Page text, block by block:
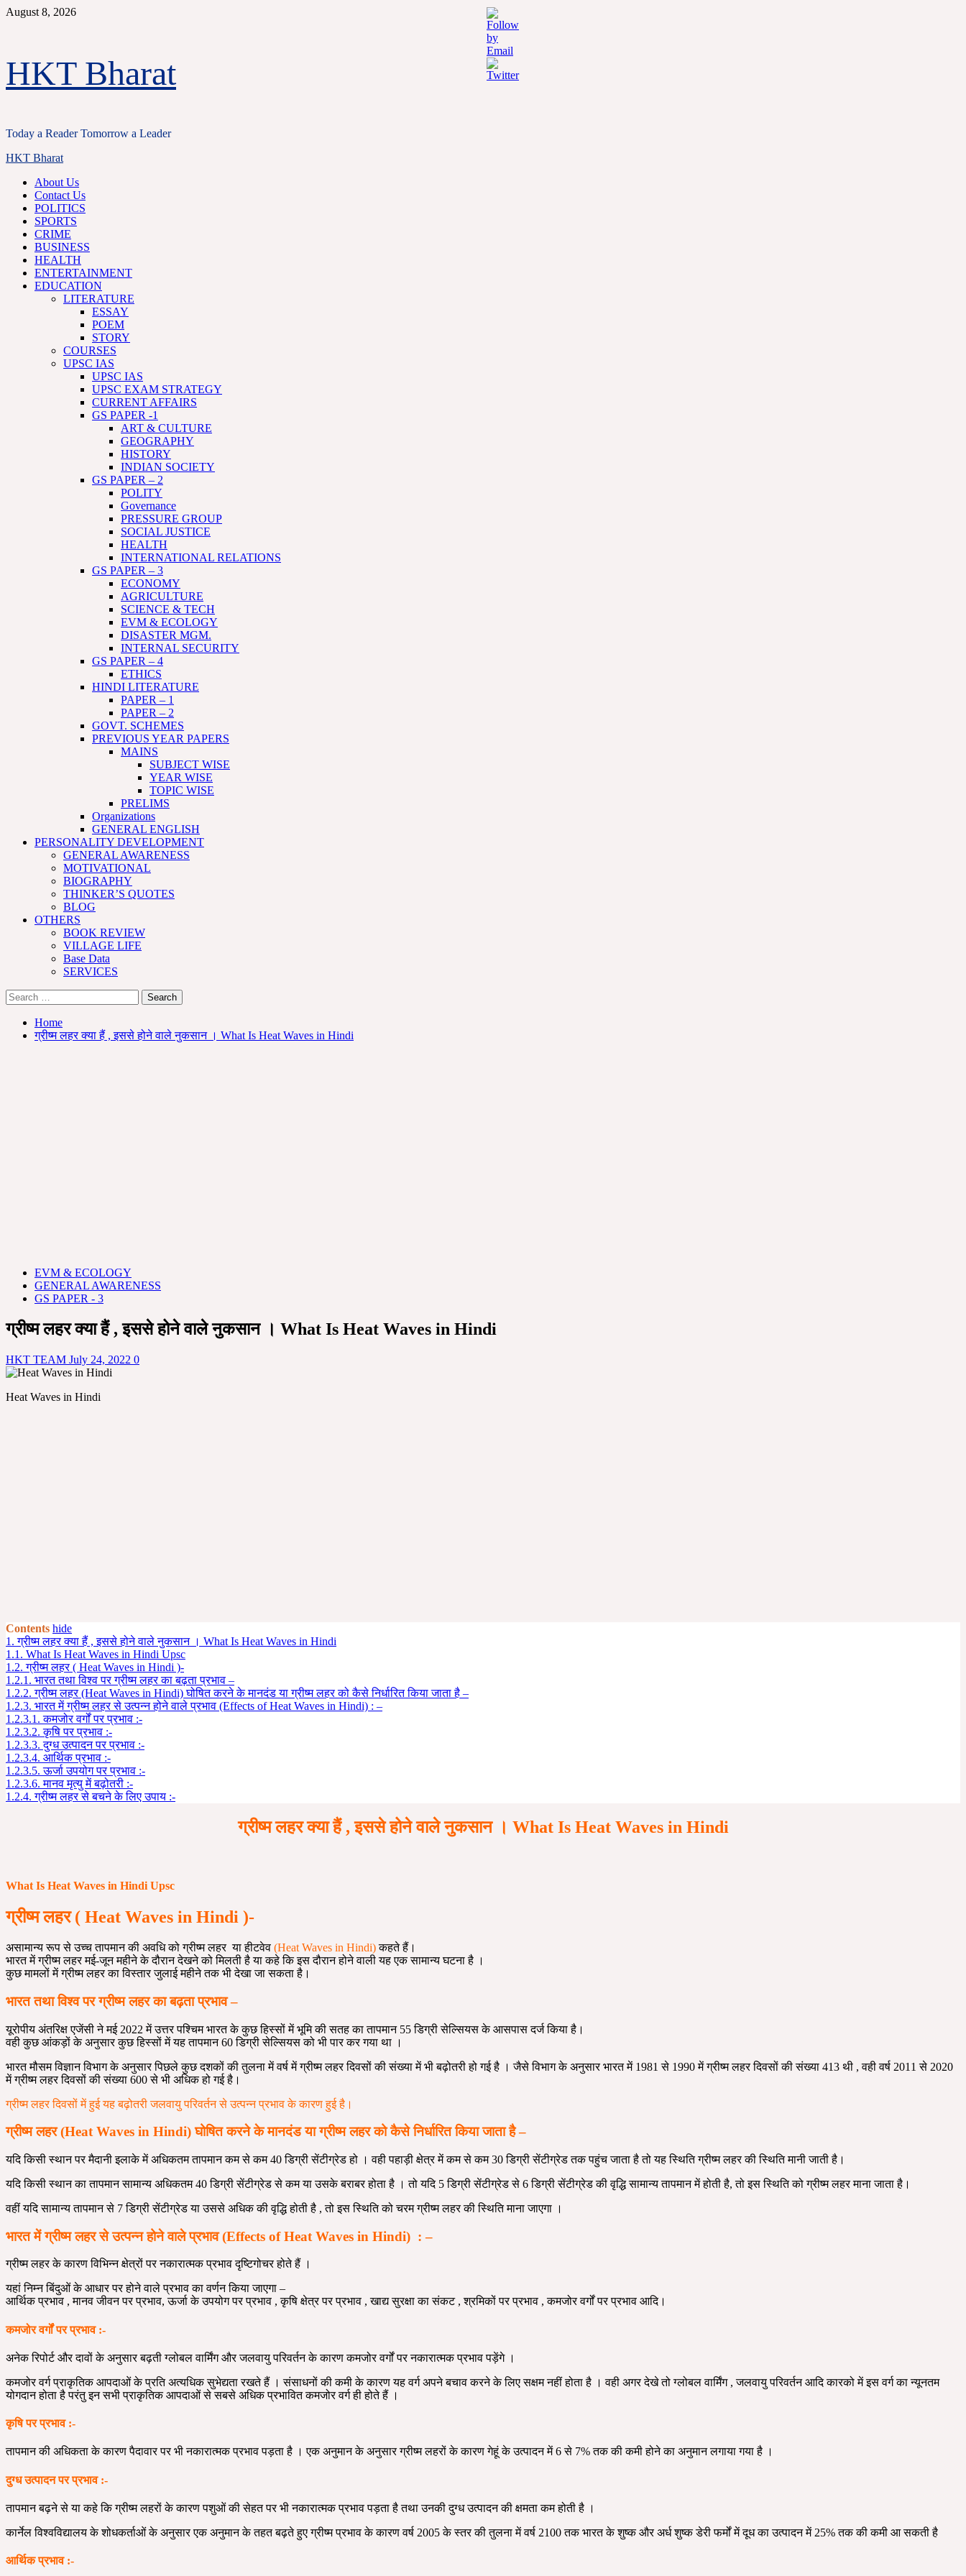
Skip
August 8, 2026
HKT Bharat
Today a Reader Tomorrow a Leader
Primary
HKT Bharat
About Us
Contact Us
POLITICS
SPORTS
CRIME
BUSINESS
HEALTH
ENTERTAINMENT
EDUCATION
LITERATURE
ESSAY
POEM
STORY
COURSES
UPSC IAS
UPSC IAS
UPSC EXAM STRATEGY
CURRENT AFFAIRS
GS PAPER -1
ART & CULTURE
GEOGRAPHY
HISTORY
INDIAN SOCIETY
GS PAPER – 2
POLITY
Governance
PRESSURE GROUP
SOCIAL JUSTICE
HEALTH
INTERNATIONAL RELATIONS
GS PAPER – 3
ECONOMY
AGRICULTURE
SCIENCE & TECH
EVM & ECOLOGY
DISASTER MGM.
INTERNAL SECURITY
GS PAPER – 4
ETHICS
HINDI LITERATURE
PAPER – 1
PAPER – 2
GOVT. SCHEMES
PREVIOUS YEAR PAPERS
MAINS
SUBJECT WISE
YEAR WISE
TOPIC WISE
PRELIMS
Organizations
GENERAL ENGLISH
PERSONALITY DEVELOPMENT
GENERAL AWARENESS
MOTIVATIONAL
BIOGRAPHY
THINKER’S QUOTES
BLOG
OTHERS
BOOK REVIEW
VILLAGE LIFE
Base Data
SERVICES
Search
for:
Home
ग्रीष्म लहर क्या हैं , इससे होने वाले नुकसान । What Is Heat Waves in Hindi
EVM & ECOLOGY
GENERAL AWARENESS
GS PAPER - 3
ग्रीष्म लहर क्या हैं , इससे होने वाले नुकसान । What Is Heat Waves in Hindi
HKT TEAM July 24, 2022 0
Heat Waves in Hindi
Contents hide
1. ग्रीष्म लहर क्या हैं , इससे होने वाले नुकसान । What Is Heat Waves in Hindi
1.1. What Is Heat Waves in Hindi Upsc
1.2. ग्रीष्म लहर ( Heat Waves in Hindi )-
1.2.1. भारत तथा विश्व पर ग्रीष्म लहर का बढ़ता प्रभाव –
1.2.2. ग्रीष्म लहर (Heat Waves in Hindi) घोषित करने के मानदंड या ग्रीष्म लहर को कैसे निर्धारित किया जाता है –
1.2.3. भारत में ग्रीष्म लहर से उत्पन्न होने वाले प्रभाव (Effects of Heat Waves in Hindi) : –
1.2.3.1. कमजोर वर्गों पर प्रभाव :-
1.2.3.2. कृषि पर प्रभाव :-
1.2.3.3. दुग्ध उत्पादन पर प्रभाव :-
1.2.3.4. आर्थिक प्रभाव :-
1.2.3.5. ऊर्जा उपयोग पर प्रभाव :-
1.2.3.6. मानव मृत्यु में बढ़ोतरी :-
1.2.4. ग्रीष्म लहर से बचने के लिए उपाय :-
ग्रीष्म लहर क्या हैं , इससे होने वाले नुकसान । What Is Heat Waves in Hindi
What Is Heat Waves in Hindi Upsc
ग्रीष्मलहर( Heat Waves in Hindi )-
असामान्य रूप से उच्च तापमान की अवधि को ग्रीष्म लहर या हीटवेव (Heat Waves in Hindi)कहते हैं।
भारत में ग्रीष्म लहर मई-जून महीने के दौरान देखने को मिलती है या कहे कि इस दौरान होने वाली यह एक सामान्य घटना है ।
कुछ मामलों में ग्रीष्म लहर का विस्तार जुलाई महीने तक भी देखा जा सकता है।
भारत तथा विश्व पर ग्रीष्म लहर का बढ़ता प्रभाव –
यूरोपीय अंतरिक्ष एजेंसी ने मई 2022 में उत्तर पश्चिम भारत के कुछ हिस्सों में भूमि की सतह का तापमान 55 डिग्री सेल्सियस के आसपास दर्ज किया है।
वही कुछ आंकड़ों के अनुसार कुछ हिस्सों में यह तापमान 60 डिग्री सेल्सियस को भी पार कर गया था ।
भारत मौसम विज्ञान विभाग के अनुसार पिछले कुछ दशकों की तुलना में वर्ष में ग्रीष्म लहर दिवसों की संख्या में भी बढ़ोतरी हो गई है । जैसे विभाग के अनुसार भारत में 1981 से 1990 में ग्रीष्म लहर दिवसों की संख्या 413 थी , वही वर्ष 2011 से 2020
में ग्रीष्म लहर दिवसों की संख्या 600 से भी अधिक हो गई है।
ग्रीष्म लहर दिवसों में हुई यह बढ़ोतरी जलवायु परिवर्तन से उत्पन्न प्रभाव के कारण हुई है।
ग्रीष्म लहर (Heat Waves in Hindi) घोषित करने के मानदंड या ग्रीष्म लहर को कैसे निर्धारित किया जाता है –
यदि किसी स्थान पर मैदानी इलाके में अधिकतम तापमान कम से कम 40 डिग्री सेंटीग्रेड हो । वही पहाड़ी क्षेत्र में कम से कम 30 डिग्री सेंटीग्रेड तक पहुंच जाता है तो यह स्थिति ग्रीष्म लहर की स्थिति मानी जाती है।
यदि किसी स्थान का तापमान सामान्य अधिकतम 40 डिग्री सेंटीग्रेड से कम या उसके बराबर होता है । तो यदि 5 डिग्री सेंटीग्रेड से 6 डिग्री सेंटीग्रेड की वृद्धि सामान्य तापमान में होती है, तो इस स्थिति को ग्रीष्म लहर माना जाता है।
वहीं यदि सामान्य तापमान से 7 डिग्री सेंटीग्रेड या उससे अधिक की वृद्धि होती है , तो इस स्थिति को चरम ग्रीष्म लहर की स्थिति माना जाएगा ।
भारत में ग्रीष्म लहर से उत्पन्न होने वाले प्रभाव (Effects of Heat Waves in Hindi) : –
ग्रीष्म लहर के कारण विभिन्न क्षेत्रों पर नकारात्मक प्रभाव दृष्टिगोचर होते हैं ।
यहां निम्न बिंदुओं के आधार पर होने वाले प्रभाव का वर्णन किया जाएगा –
आर्थिक प्रभाव , मानव जीवन पर प्रभाव, ऊर्जा के उपयोग पर प्रभाव , कृषि क्षेत्र पर प्रभाव , खाद्य सुरक्षा का संकट , श्रमिकों पर प्रभाव , कमजोर वर्गों पर प्रभाव आदि।
कमजोर वर्गों पर प्रभाव :-
अनेक रिपोर्ट और दावों के अनुसार बढ़ती ग्लोबल वार्मिंग और जलवायु परिवर्तन के कारण कमजोर वर्गों पर नकारात्मक प्रभाव पड़ेंगे ।
कमजोर वर्ग प्राकृतिक आपदाओं के प्रति अत्यधिक सुभेद्यता रखते हैं । संसाधनों की कमी के कारण यह वर्ग अपने बचाव करने के लिए सक्षम नहीं होता है । वही अगर देखे तो ग्लोबल वार्मिंग , जलवायु परिवर्तन आदि कारको में इस वर्ग का न्यूनतम
योगदान होता है परंतु इन सभी प्राकृतिक आपदाओं से सबसे अधिक प्रभावित कमजोर वर्ग ही होते हैं ।
कृषि पर प्रभाव :-
तापमान की अधिकता के कारण पैदावार पर भी नकारात्मक प्रभाव पड़ता है । एक अनुमान के अनुसार ग्रीष्म लहरों के कारण गेहूं के उत्पादन में 6 से 7% तक की कमी होने का अनुमान लगाया गया है ।
दुग्ध उत्पादन पर प्रभाव :-
तापमान बढ़ने से या कहे कि ग्रीष्म लहरों के कारण पशुओं की सेहत पर भी नकारात्मक प्रभाव पड़ता है तथा उनकी दुग्ध उत्पादन की क्षमता कम होती है ।
कार्नेल विश्वविद्यालय के शोधकर्ताओं के अनुसार एक अनुमान के तहत बढ़ते हुए ग्रीष्म प्रभाव के कारण वर्ष 2005 के स्तर की तुलना में वर्ष 2100 तक भारत के शुष्क और अर्ध शुष्क डेरी फर्मों में दूध का उत्पादन में 25% तक की कमी आ सकती है
आर्थिक प्रभाव :-